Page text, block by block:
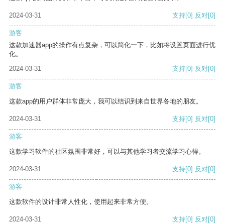
2024-03-31 支持[0] 反对[0]
游客
这款加速器app的操作有点复杂，可以简化一下，比如将设置页面进行优
化。
2024-03-31
支持[0] 反对[0]
游客
这款app的用户群体非常庞大，我可以结识到来自世界各地的朋友。
2024-03-31 支持[0] 反对[0]
游客
这款学习软件的社区氛围非常好，可以与其他学习者交流学习心得。
2024-03-31 支持[0] 反对[0]
游客
这款软件的设计非常人性化，使用起来非常方便。
2024-03-31 支持[0] 反对[0]